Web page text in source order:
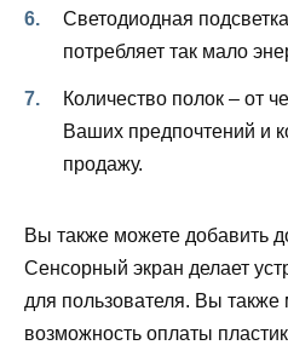
Светодиодная
потребляет так мало
Количество полок – от
Ваших предпочтений и
продажу.
Вы также можете добавить
Сенсорный экран делает
для пользователя. Вы также
возможность оплаты